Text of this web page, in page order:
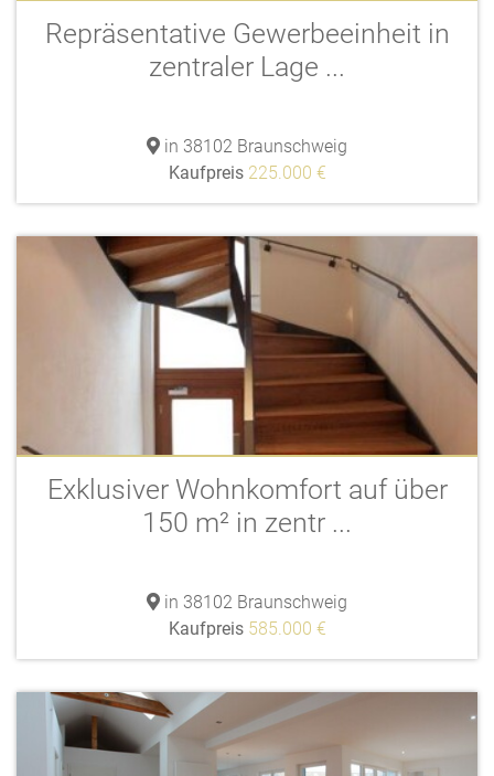
Repräsentative Gewerbeeinheit in
zentraler Lage ...
in 38102 Braunschweig
Kaufpreis 225.000 €
Exklusiver Wohnkomfort auf über
150 m² in zentr ...
in 38102 Braunschweig
Kaufpreis 585.000 €